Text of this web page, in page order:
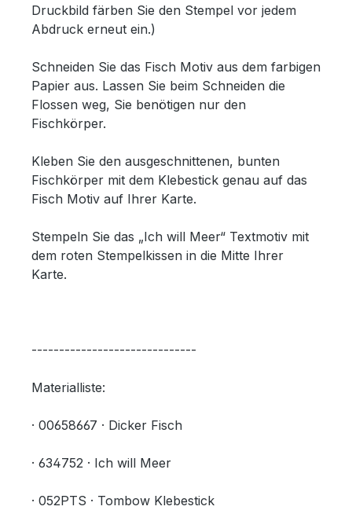
Druckbild färben Sie den Stempel vor jedem
Abdruck erneut ein.)
Schneiden Sie das Fisch Motiv aus dem farbigen
Papier aus. Lassen Sie beim Schneiden die
Flossen weg, Sie benötigen nur den
Fischkörper.
Kleben Sie den ausgeschnittenen, bunten
Fischkörper mit dem Klebestick genau auf das
Fisch Motiv auf Ihrer Karte.
Stempeln Sie das „Ich will Meer“ Textmotiv mit
dem roten Stempelkissen in die Mitte Ihrer
Karte.
------------------------------
Materialliste:
· 00658667 · Dicker Fisch
· 634752 · Ich will Meer
· 052PTS · Tombow Klebestick